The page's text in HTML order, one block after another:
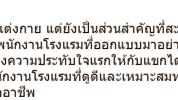
ต่งกาย แต่ยังเป็นส่วนสำคัญที่ส
กงานโรงแรมที่ออกแบบมาอย่
ความประทับใจแรกให้กับแขกไ
านโรงแรมที่ดูดีและเหมาะสม
อาชีพ